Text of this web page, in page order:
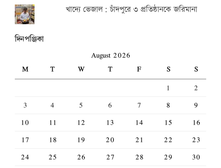
খাদ্যে ভেজাল: চাঁদপুরে ৩ প্রতিষ্ঠানকে জরিমানা
দিনপঞ্জিকা
August 2026
M
T W T F S
S
1
2
3
4 5 6 7 8
9
10
11 12 13 14 15
16
17
18 19 20 21 22
23
24
25 26 27 28 29
30